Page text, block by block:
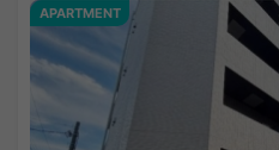
APARTMENT